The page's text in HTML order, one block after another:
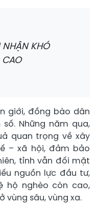
KHÓ
giới, đồng bào dân
Những năm qua,
quan trọng về xây
– xã hội, đảm bảo
tỉnh vẫn đối mặt
nguồn lực đầu tư,
hộ nghèo còn cao,
vùng sâu, vùng xa.